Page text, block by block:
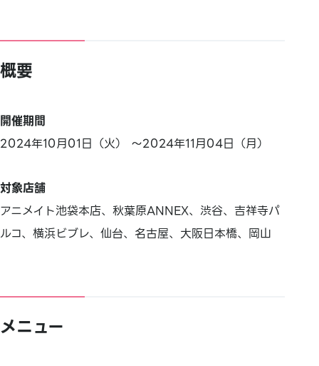
概要
開催期間
2024年10月01日（火） ～2024年11月04日（月）
対象店舗
アニメイト池袋本店、秋葉原ANNEX、渋谷、吉祥寺パ
ルコ、横浜ビブレ、仙台、名古屋、大阪日本橋、岡山
メニュー